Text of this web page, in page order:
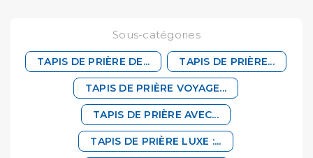
Sous-catégories
TAPIS DE PRIÈRE DE... TAPIS DE PRIÈRE...
TAPIS DE PRIÈRE VOYAGE...
TAPIS DE PRIÈRE AVEC...
TAPIS DE PRIÈRE LUXE :...